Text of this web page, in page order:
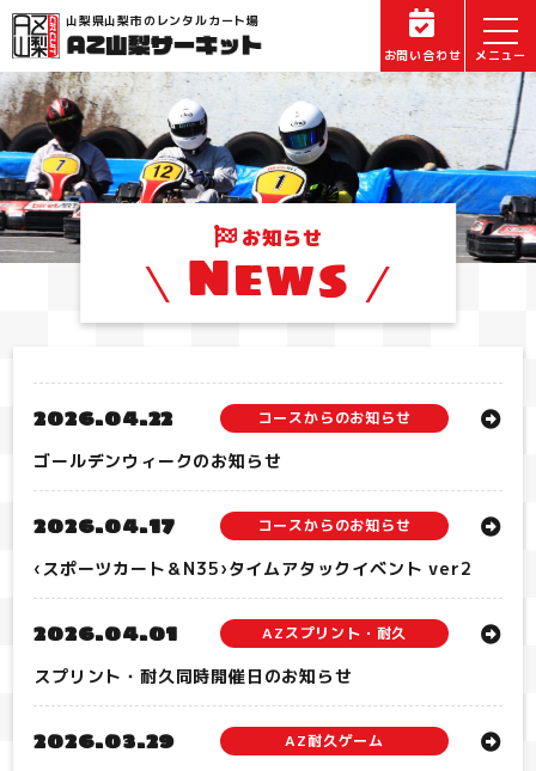
山梨県山梨市のレンタルカート場
お問い合わせ
お知らせ
News
2026.04.22 コースからのお知らせ
ゴールデンウィークのお知らせ
2026.04.17 コースからのお知らせ
‹スポーツカート＆N35›タイムアタックイベント ver2
2026.04.01 AZスプリント・耐久
スプリント・耐久同時開催日のお知らせ
2026.03.29 AZ耐久ゲーム